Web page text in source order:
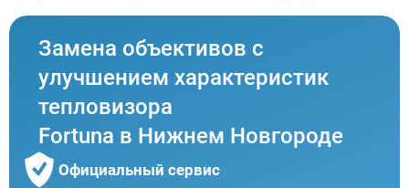
Замена объективов с
улучшением характеристик
тепловизора
Fortuna в Нижнем Новгороде
Официальный сервис